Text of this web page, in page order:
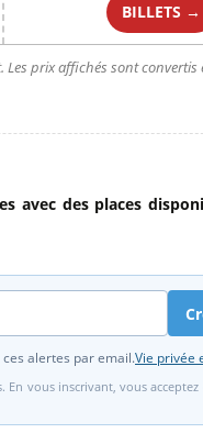
BILLETS →
prix affichés sont convertis
avec des places
alertes par email.Vie privée
vous inscrivant, vous